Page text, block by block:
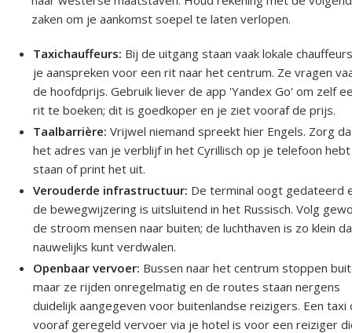
zaken om je aankomst soepel te laten verlopen.
Taxichauffeurs: Bij de uitgang staan vaak lokale
je aanspreken voor een rit naar het centrum. Ze vragen
de hoofdprijs. Gebruik liever de app 'Yandex Go' om zelf
rit te boeken; dit is goedkoper en je ziet vooraf de prijs.
Taalbarrière: Vrijwel niemand spreekt hier Engels. Zorg
het adres van je verblijf in het Cyrillisch op je telefoon hebt
staan of print het uit.
Verouderde infrastructuur: De terminal oogt gedateerd
de bewegwijzering is uitsluitend in het Russisch. Volg
de stroom mensen naar buiten; de luchthaven is zo klein
nauwelijks kunt verdwalen.
Openbaar vervoer: Bussen naar het centrum stoppen
maar ze rijden onregelmatig en de routes staan nergens
duidelijk aangegeven voor buitenlandse reizigers. Een taxi
vooraf geregeld vervoer via je hotel is voor een reiziger